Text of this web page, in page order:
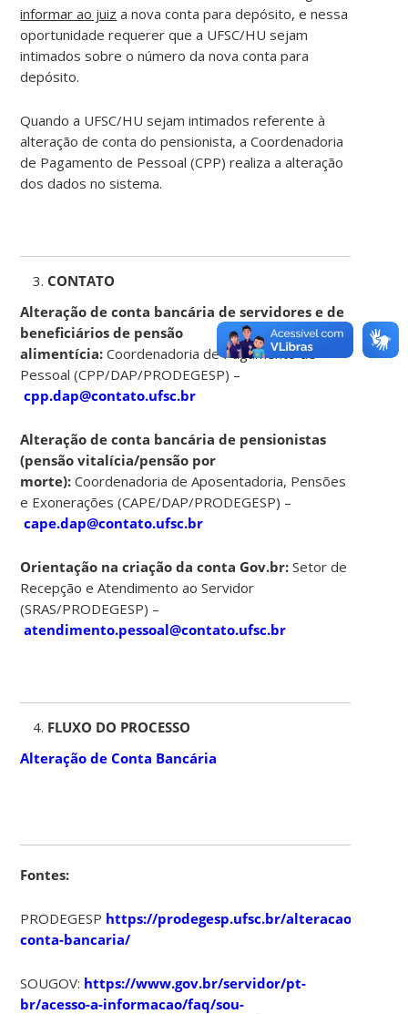
informar ao juiz a nova conta para depósito, e nessa
oportunidade requerer que a UFSC/HU sejam
intimados sobre o número da nova conta para
depósito.
Quando a UFSC/HU sejam intimados referente à
alteração de conta do pensionista, a Coordenadoria
de Pagamento de Pessoal (CPP) realiza a alteração
dos dados no sistema.
CONTATO
Alteração de conta bancária de servidores e de
beneficiários de pensão
alimentícia: Coordenadoria de Pagamento de
Pessoal (CPP/DAP/PRODEGESP) –
cpp.dap@contato.ufsc.br
Alteração de conta bancária de pensionistas
(pensão vitalícia/pensão por
morte):Coordenadoria de Aposentadoria, Pensões
e Exonerações (CAPE/DAP/PRODEGESP) –
cape.dap@contato.ufsc.br
Orientação na criação da conta Gov.br: Setor de
Recepção e Atendimento ao Servidor
(SRAS/PRODEGESP) –
atendimento.pessoal@contato.ufsc.br
FLUXO DO PROCESSO
Alteração de Conta Bancária
Fontes:
PRODEGESP https://prodegesp.ufsc.br/alteracao-
conta-bancaria/
SOUGOV: https://www.gov.br/servidor/pt-
br/acesso-a-informacao/faq/sou-